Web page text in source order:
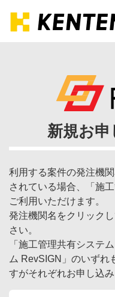
新規お
利用する案件の発注機
されている場合、「施
ご利用いただけます。
発注機関名をクリック
さい。
「施工管理共有システ
ム RevSIGN」のいずれ
すがそれぞれお申し込み